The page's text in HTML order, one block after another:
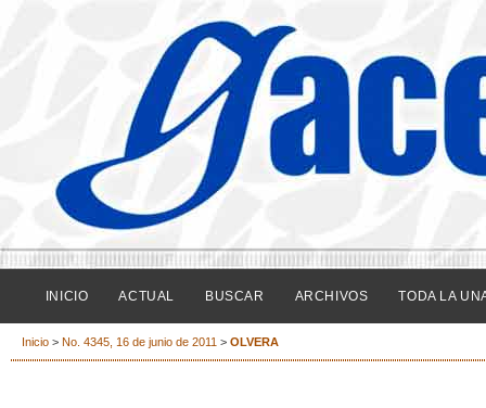
INICIO ACTUAL BUSCAR ARCHIVOS TODA LA
Inicio > No. 4345, 16 de junio de 2011 > OLVERA